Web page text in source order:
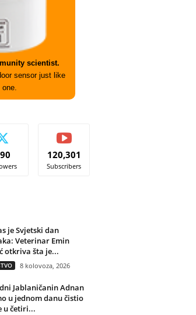
scientist.
sensor just like
one.
120,301
Subscribers
je Svjetski dan
Veterinar Emin
otkriva šta je...
8 kolovoza, 2026
Jablaničanin Adnan
u jednom danu čistio
u četiri...